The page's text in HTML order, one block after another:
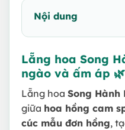
Nội dung
Lẵng hoa Song
ngào và ấm áp
Lẵng hoa Song Hành
giữa hoa hồng cam
cúc mẫu đơn hồng,